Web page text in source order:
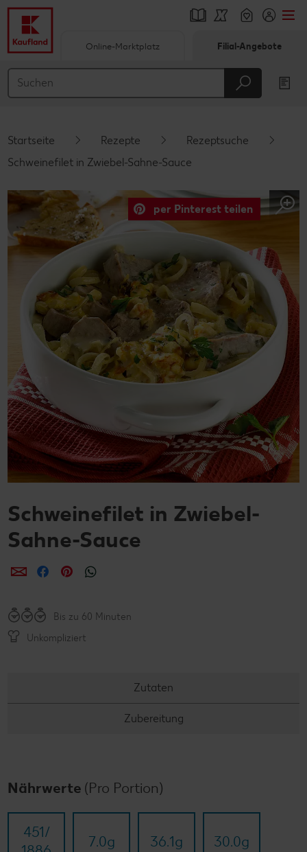
Hauptinhalt
Schwebender Seitenbereich
Online-Marktplatz Filial-Angebote
Startseite Rezepte
Rezeptsuche
Schweinefilet in Zwiebel-Sahne-Sauce
per Pinterest teilen
Schweinefilet in Zwiebel-
Sahne-Sauce
per E-Mail teilen
per Facebook teilen
per Pinterest teilen
Bis zu 60 Minuten
Unkompliziert
Zutaten
Zubereitung
Nährwerte (Pro Portion)
451/​
7.0g 36.1g 30.0g